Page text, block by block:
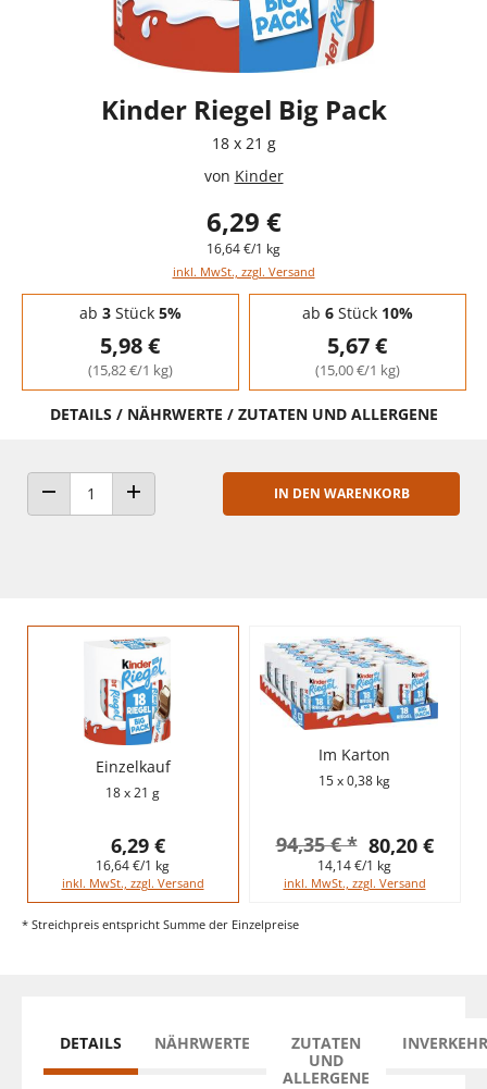
Kinder Riegel Big Pack
18 x 21 g
von Kinder
6,29 €
16,64 €/1 kg
inkl. MwSt., zzgl. Versand
Staffelpreise - Mengenrabatt
ab 3Stück 5%
5,98 €
(15,82 €/1 kg)
ab 6Stück 10%
5,67 €
(15,00 €/1 kg)
DETAILS / NÄHRWERTE / ZUTATEN UND ALLERGENE
ANZAHL VERRINGERNANZAHL ERHÖHEN
IN DEN WARENKORB
Einzelkauf
18 x 21 g
6,29 €
16,64 €/1 kg
inkl. MwSt., zzgl. Versand
Im Karton
15 x 0,38 kg
80,20 €
94,35 € *
14,14 €/1 kg
inkl. MwSt., zzgl. Versand
* Streichpreis entspricht Summe der Einzelpreise
DETAILS NÄHRWERTE
ZUTATEN
UND
ALLERGENE